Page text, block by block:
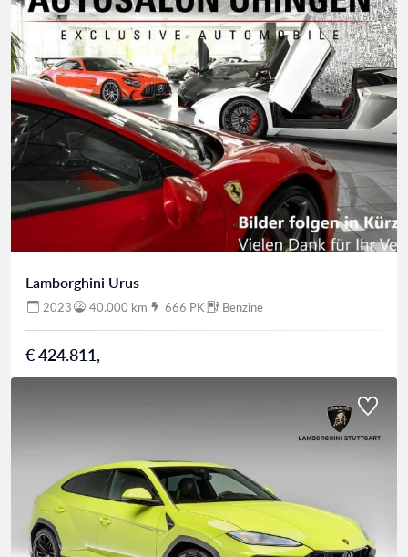
Lamborghini Urus
2023 40.000 km 666 PK Benzine
€ 424.811,-